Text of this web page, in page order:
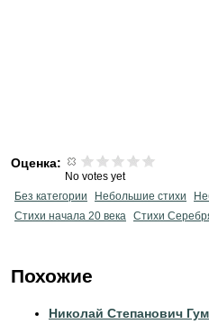
Оценка:
No votes yet
Без категории
Небольшие стихи
Cтихи начала 20 века Cтихи
Похожие
Николай Степанович